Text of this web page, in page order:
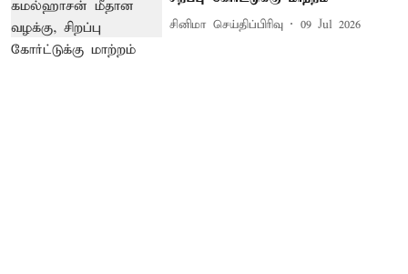
சினிமா செய்திப்பிரிவு 09 Jul 2026